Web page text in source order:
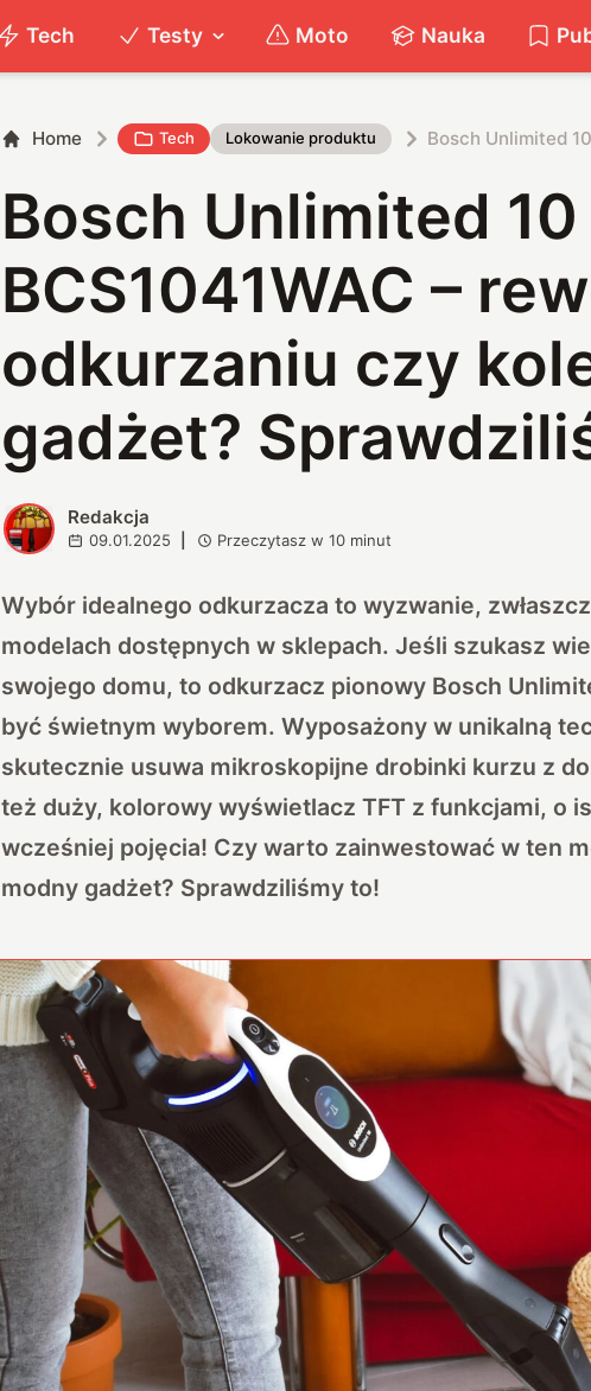
Tech Testy Moto Nauka
Home Tech Lokowanie produktu Bosch Unlimited
Bosch Unlimited 10
BCS1041WAC –
odkurzaniu czy
gadżet?
R Redakcja
09.01.2025 Przeczytasz w10 minut
Wybór idealnego odkurzacza to wyzwanie,
modelach dostępnych w sklepach. Jeśli szukasz
swojego domu, to odkurzacz pionowy Bosch
być świetnym wyborem. Wyposażony w unikalną
skutecznie usuwa mikroskopijne drobinki kurzu z
też duży, kolorowy wyświetlacz TFT z funkcjami, o
wcześniej pojęcia! Czy warto zainwestować w ten
modny gadżet? Sprawdziliśmy to!